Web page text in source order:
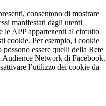
consentono di mostrare
manifestati dagli utenti
le APP appartenenti al circuito
cookie. Per esempio, i cookie
essere quelli della Rete
Network di Facebook.
l’utilizzo dei cookie da